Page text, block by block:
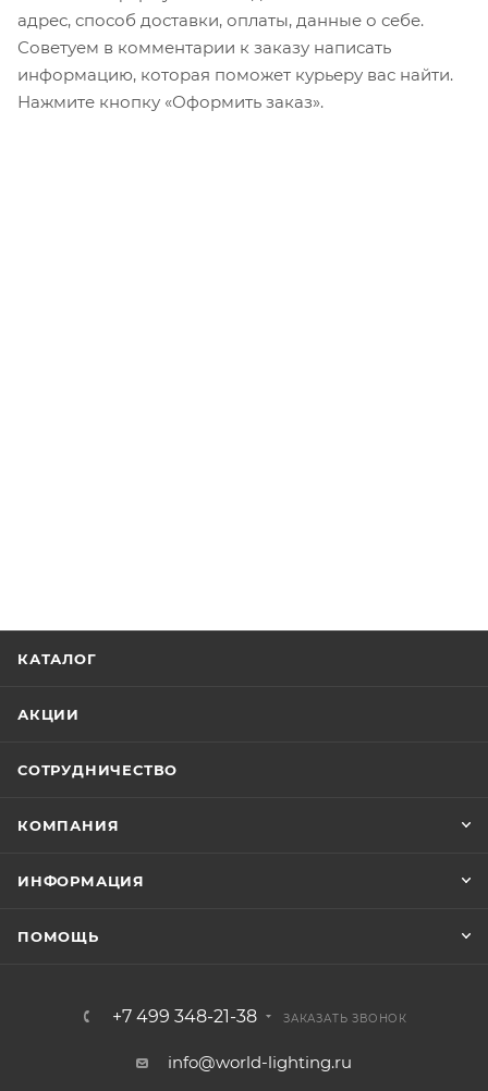
адрес, способ доставки, оплаты, данные о себе.
Советуем в комментарии к заказу написать
информацию, которая поможет курьеру вас найти.
Нажмите кнопку «Оформить заказ».
КАТАЛОГ
АКЦИИ
СОТРУДНИЧЕСТВО
КОМПАНИЯ
ИНФОРМАЦИЯ
ПОМОЩЬ
+7 499 348-21-38 ЗАКАЗАТЬ ЗВОНОК
info@world-lighting.ru